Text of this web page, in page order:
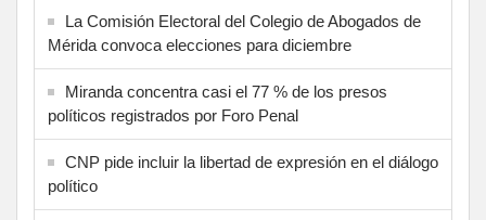
La Comisión Electoral del Colegio de Abogados de
Mérida convoca elecciones para diciembre
Miranda concentra casi el 77 % de los presos
políticos registrados por Foro Penal
CNP pide incluir la libertad de expresión en el diálogo
político